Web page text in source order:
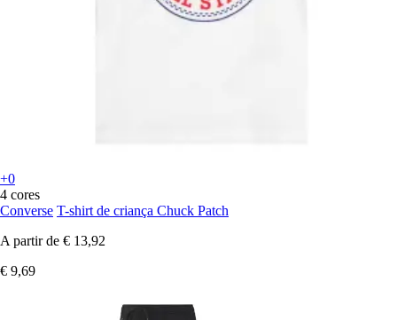
+0
4 cores
Converse T-shirt de criança Chuck Patch
A partir de € 13,92
€ 9,69